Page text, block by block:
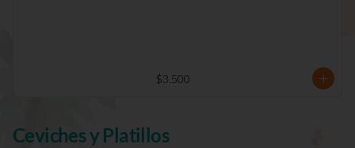
$3.500
Ceviches y Platillos